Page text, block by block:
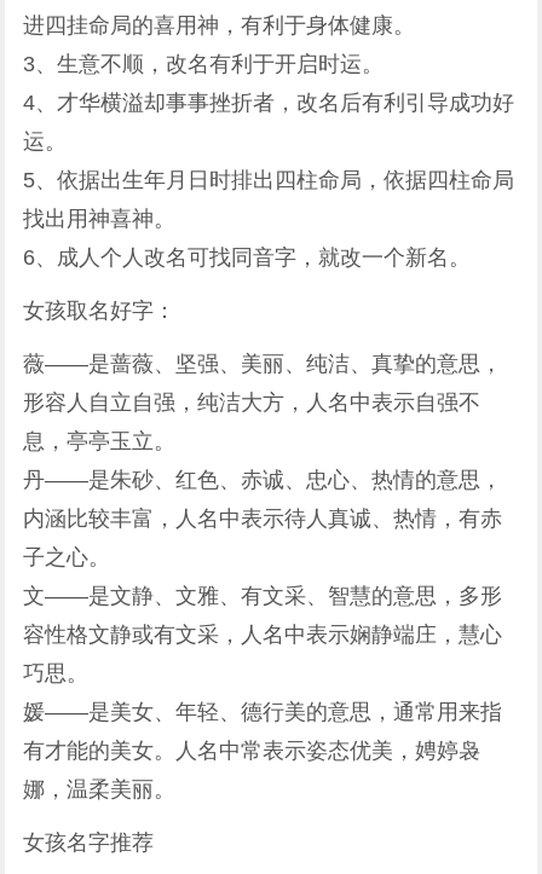
进四挂命局的喜用神，有利于身体健康。
3、生意不顺，改名有利于开启时运。
4、才华横溢却事事挫折者，改名后有利引导成功好
运。
5、依据出生年月日时排出四柱命局，依据四柱命局
找出用神喜神。
6、成人个人改名可找同音字，就改一个新名。
女孩取名好字：
薇——是蔷薇、坚强、美丽、纯洁、真挚的意思，
形容人自立自强，纯洁大方，人名中表示自强不
息，亭亭玉立。
丹——是朱砂、红色、赤诚、忠心、热情的意思，
内涵比较丰富，人名中表示待人真诚、热情，有赤
子之心。
文——是文静、文雅、有文采、智慧的意思，多形
容性格文静或有文采，人名中表示娴静端庄，慧心
巧思。
媛——是美女、年轻、德行美的意思，通常用来指
有才能的美女。人名中常表示姿态优美，娉婷袅
娜，温柔美丽。
女孩名字推荐